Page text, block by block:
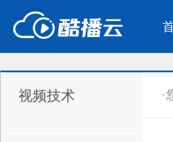
产品与新功能
应用场景
视频技术 ·